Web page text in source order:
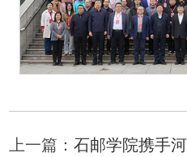
上一篇：石邮学院携手